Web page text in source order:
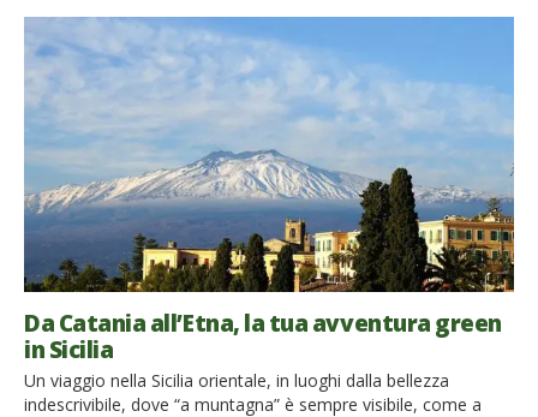
un’esperienza sensoriale tra i profumi e i sapori unici della
frutta appena raccolta. Perché la felicità è assaporare i ritmi
lenti della terra. Ecco la storia di Nadia e […]
Da Catania all’Etna, la tua avventura green
in Sicilia
Un viaggio nella Sicilia orientale, in luoghi dalla bellezza
indescrivibile, dove “a muntagna” è sempre visibile, come a